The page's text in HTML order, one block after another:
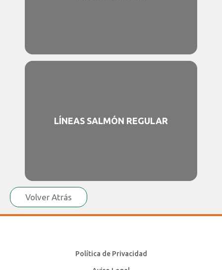
LÍNEAS SALMÓN REGULAR
Volver Atrás
Política de Privacidad